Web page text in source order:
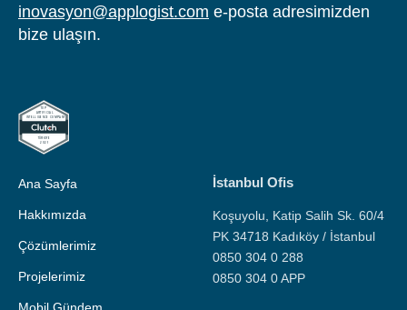
inovasyon@applogist.com e-posta adresimizden
bize ulaşın.
Ana Sayfa
Hakkımızda
Çözümlerimiz
Projelerimiz
Mobil Gündem
İstanbul Ofis
Koşuyolu, Katip Salih Sk. 60/4
PK 34718 Kadıköy / İstanbul
0850 304 0 288
0850 304 0 APP